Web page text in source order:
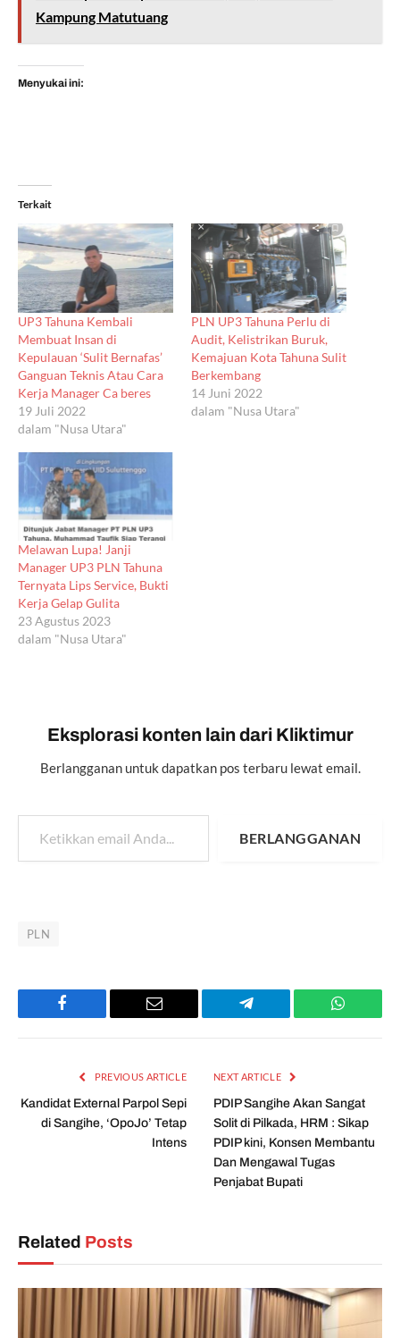
Kampung Matutuang
Menyukai ini:
Terkait
UP3 Tahuna Kembali
Membuat Insan di
Kepulauan ‘Sulit Bernafas’
Ganguan Teknis Atau Cara
Kerja Manager Ca beres
19 Juli 2022
dalam "Nusa Utara"
PLN UP3 Tahuna Perlu di
Audit, Kelistrikan Buruk,
Kemajuan Kota Tahuna Sulit
Berkembang
14 Juni 2022
dalam "Nusa Utara"
Melawan Lupa! Janji
Manager UP3 PLN Tahuna
Ternyata Lips Service, Bukti
Kerja Gelap Gulita
23 Agustus 2023
dalam "Nusa Utara"
Eksplorasi konten lain dari Kliktimur
Berlangganan untuk dapatkan pos terbaru lewat email.
Ketikkan email Anda...
BERLANGGANAN
PLN
Facebook Email Telegram
PREVIOUS ARTICLE
Kandidat External Parpol Sepi
di Sangihe, ‘OpoJo’ Tetap
Intens
NEXT ARTICLE
PDIP Sangihe Akan Sangat
Solit di Pilkada, HRM : Sikap
PDIP kini, Konsen Membantu
Dan Mengawal Tugas
Penjabat Bupati
Related Posts